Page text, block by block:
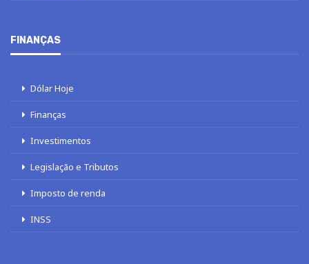
FINANÇAS
Dólar Hoje
Finanças
Investimentos
Legislação e Tributos
Imposto de renda
INSS